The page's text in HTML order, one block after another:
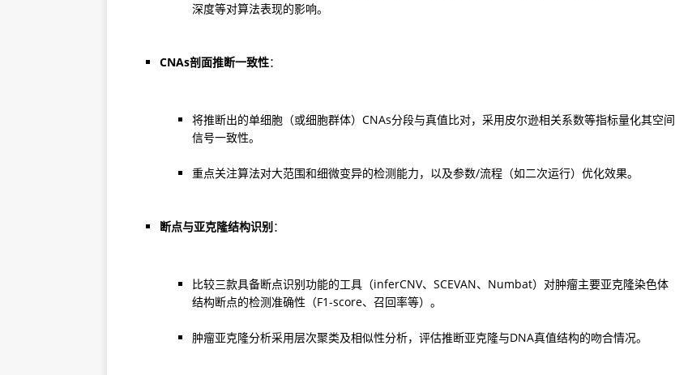
深度等对算法表现的影响。
CNAs剖面推断一致性：
将推断出的单细胞（或细胞群体）CNAs分段与真值比对，采用皮尔逊相关系数等指标量化其空间
信号一致性。
重点关注算法对大范围和细微变异的检测能力，以及参数/流程（如二次运行）优化效果。
断点与亚克隆结构识别：
比较三款具备断点识别功能的工具（inferCNV、SCEVAN、Numbat）对肿瘤主要亚克隆染色体
结构断点的检测准确性（F1-score、召回率等）。
肿瘤亚克隆分析采用层次聚类及相似性分析，评估推断亚克隆与DNA真值结构的吻合情况。